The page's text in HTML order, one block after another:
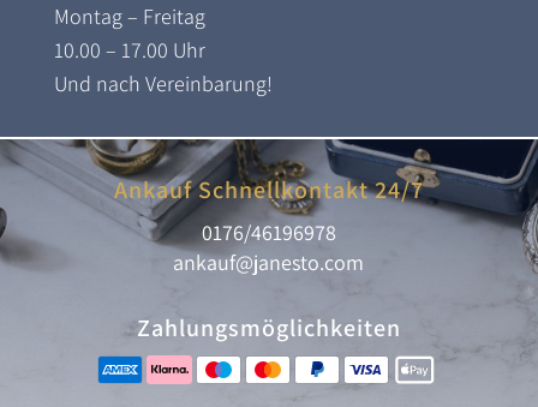
Montag – Freitag
10.00 – 17.00 Uhr
Und nach Vereinbarung!
Ankauf Schnellkontakt 24/7
0176/46196978
ankauf@janesto.com
Zahlungsmöglichkeiten